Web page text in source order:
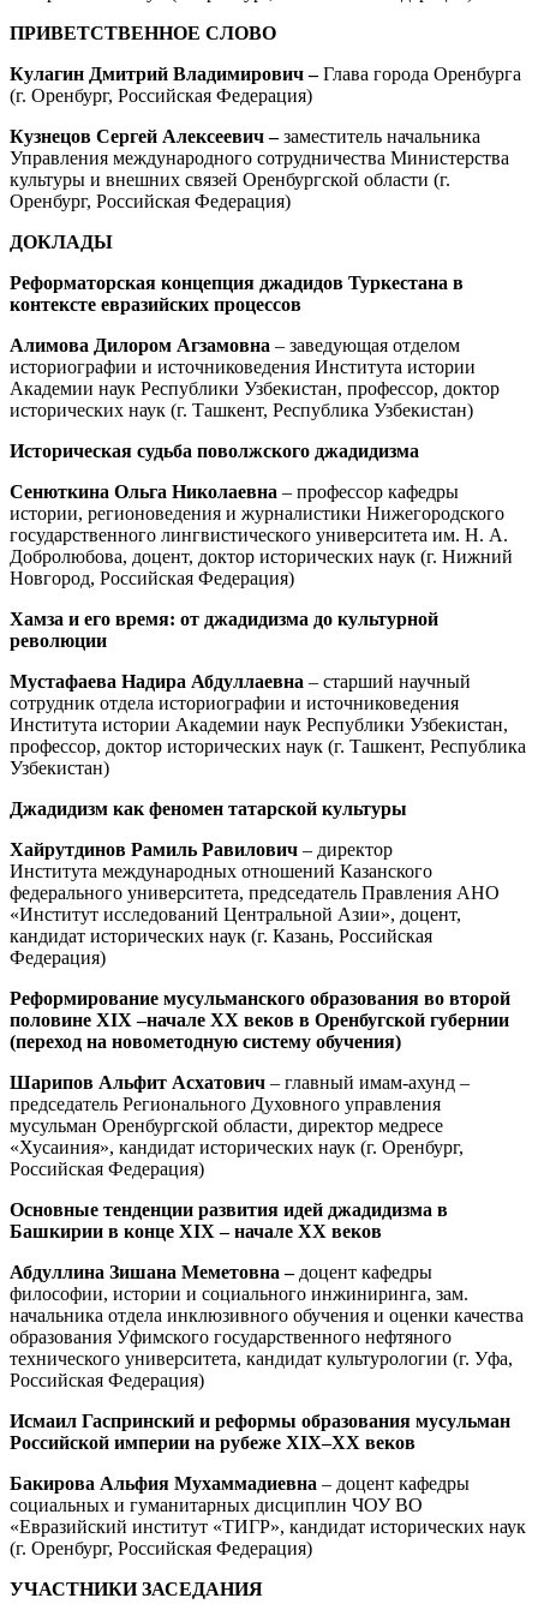
ПРИВЕТСТВЕННОЕ СЛОВО
Кулагин Дмитрий Владимирович –Глава города Оренбурга
(г. Оренбург, Российская Федерация)
Кузнецов Сергей Алексеевич–заместитель начальника
Управления международного сотрудничества Министерства
культуры и внешних связей Оренбургской области (г.
Оренбург, Российская Федерация)
ДОКЛАДЫ
Реформаторская концепция джадидов Туркестана в
контексте евразийских процессов
Алимова Дилором Агзамовна – заведующая отделом
историографии и источниковедения Института истории
Академии наук Республики Узбекистан, профессор, доктор
исторических наук (г. Ташкент, Республика Узбекистан)
Историческая судьба поволжского джадидизма
Сенюткина Ольга Николаевна – профессор кафедры
истории, регионоведения и журналистики Нижегородского
государственного лингвистического университета им. Н. А.
Добролюбова, доцент, доктор исторических наук (г. Нижний
Новгород, Российская Федерация)
Хамза и его время: от джадидизма до культурной
революции
Мустафаева Надира Абдуллаевна – старший научный
сотрудник отдела историографии и источниковедения
Института истории Академии наук Республики Узбекистан,
профессор, доктор исторических наук (г. Ташкент, Республика
Узбекистан)
Джадидизм как феномен татарской культуры
Хайрутдинов Рамиль Равилович – директор
Института международных отношений Казанского
федерального университета, председатель Правления АНО
«Институт исследований Центральной Азии», доцент,
кандидат исторических наук (г. Казань, Российская
Федерация)
Реформирование мусульманского образования во второй
половине XIX –начале XX веков в Оренбугской губернии
(переход на новометодную систему обучения)
Шарипов Альфит Асхатович – главный имам-ахунд –
председатель Регионального Духовного управления
мусульман Оренбургской области, директор медресе
«Хусаиния», кандидат исторических наук (г. Оренбург,
Российская Федерация)
Основные тенденции развития идей джадидизма в
Башкирии в конце XIX – начале XX веков
Абдуллина Зишана Меметовна – доцент кафедры
философии, истории и социального инжиниринга, зам.
начальника отдела инклюзивного обучения и оценки качества
образования Уфимского государственного нефтяного
технического университета, кандидат культурологии (г. Уфа,
Российская Федерация)
Исмаил Гаспринский и реформы образования мусульман
Российской империи на рубеже XIX–XX веков
Бакирова Альфия Мухаммадиевна – доцент кафедры
социальных и гуманитарных дисциплин ЧОУ ВО
«Евразийский институт «ТИГР», кандидат исторических наук
(г. Оренбург, Российская Федерация)
УЧАСТНИКИ ЗАСЕДАНИЯ